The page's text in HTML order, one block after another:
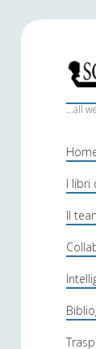
S
c
o
l
a
f
i
l
...all
I libri
Il